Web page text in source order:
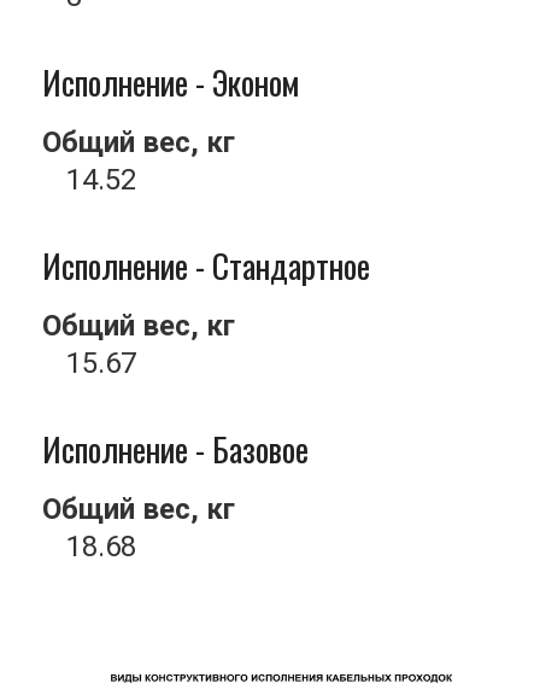
Исполнение - Эконом
Общий вес, кг
14.52
Исполнение - Стандартное
Общий вес, кг
15.67
Исполнение - Базовое
Общий вес, кг
18.68